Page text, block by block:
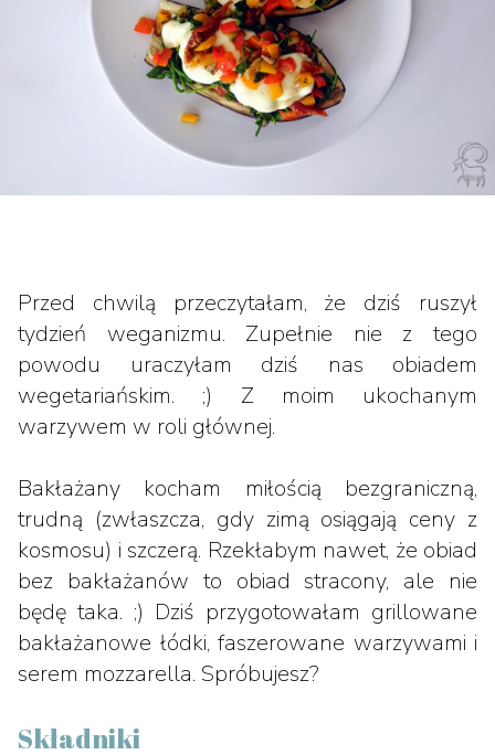
Przed chwilą przeczytałam, że dziś ruszył
tydzień weganizmu. Zupełnie nie z tego
powodu uraczyłam dziś nas obiadem
wegetariańskim. ;) Z moim ukochanym
warzywem w roli głównej.
Bakłażany kocham miłością bezgraniczną,
trudną (zwłaszcza, gdy zimą osiągają ceny z
kosmosu) i szczerą. Rzekłabym nawet, że obiad
bez bakłażanów to obiad stracony, ale nie
będę taka. ;) Dziś przygotowałam grillowane
bakłażanowe łódki, faszerowane warzywami i
serem mozzarella. Spróbujesz?
Składniki